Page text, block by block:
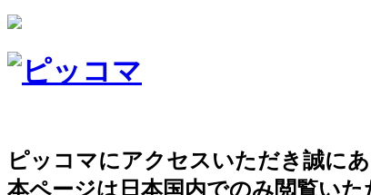
ピッコマにアクセスいただき誠に
本ページは日本国内でのみ閲覧いた